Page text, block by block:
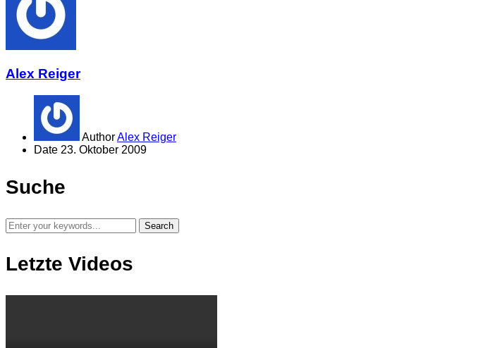
Alex Reiger
AuthorAlex Reiger
Date 23. Oktober 2009
Suche
Letzte Videos